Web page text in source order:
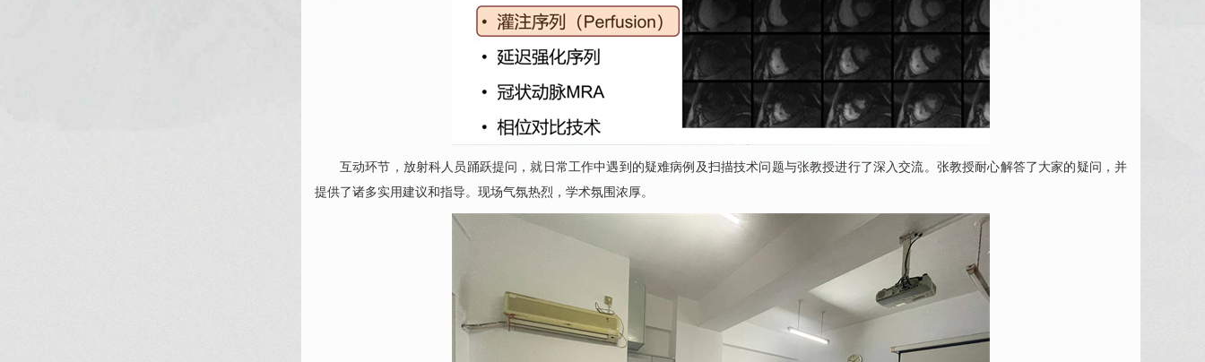
互动环节， 放射科人员踊跃提问，就日常工作中遇到的疑难病例及扫描技术问题与张教授进行了深入交流。张教授耐心解答了大家的疑问，并
提供了诸多实用建议和指导。现场气氛热烈，学术氛围浓厚。